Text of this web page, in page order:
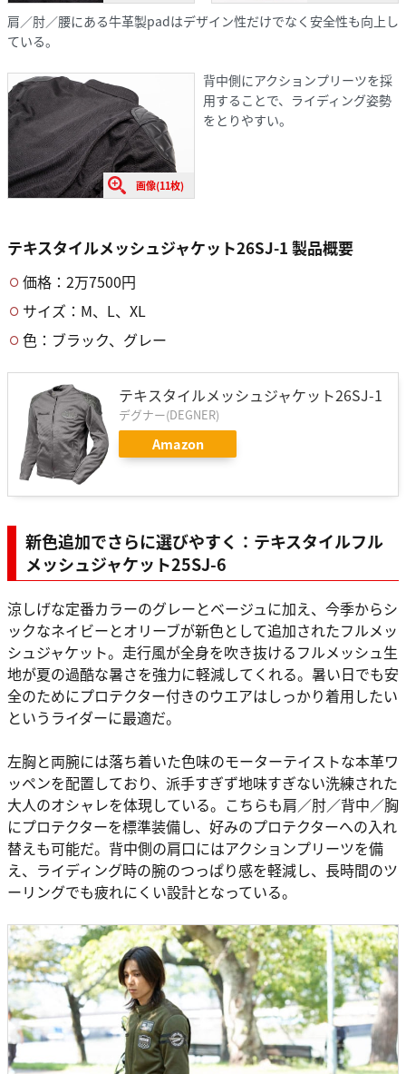
肩／肘／腰にある牛革製padはデザイン性だけでなく安全性も向上し
ている。
画像(11枚)
背中側にアクションプリーツを採
用することで、ライディング姿勢
をとりやすい。
テキスタイルメッシュジャケット26SJ-1 製品概要
価格：2万7500円
サイズ：M、L、XL
色：ブラック、グレー
テキスタイルメッシュジャケット26SJ-1
デグナー(DEGNER)
Amazon
新色追加でさらに選びやすく：テキスタイルフル
メッシュジャケット25SJ-6
涼しげな定番カラーのグレーとベージュに加え、今季からシ
ックなネイビーとオリーブが新色として追加されたフルメッ
シュジャケット。走行風が全身を吹き抜けるフルメッシュ生
地が夏の過酷な暑さを強力に軽減してくれる。暑い日でも安
全のためにプロテクター付きのウエアはしっかり着用したい
というライダーに最適だ。
左胸と両腕には落ち着いた色味のモーターテイストな本革ワ
ッペンを配置しており、派手すぎず地味すぎない洗練された
大人のオシャレを体現している。こちらも肩／肘／背中／胸
にプロテクターを標準装備し、好みのプロテクターへの入れ
替えも可能だ。背中側の肩口にはアクションプリーツを備
え、ライディング時の腕のつっぱり感を軽減し、長時間のツ
ーリングでも疲れにくい設計となっている。